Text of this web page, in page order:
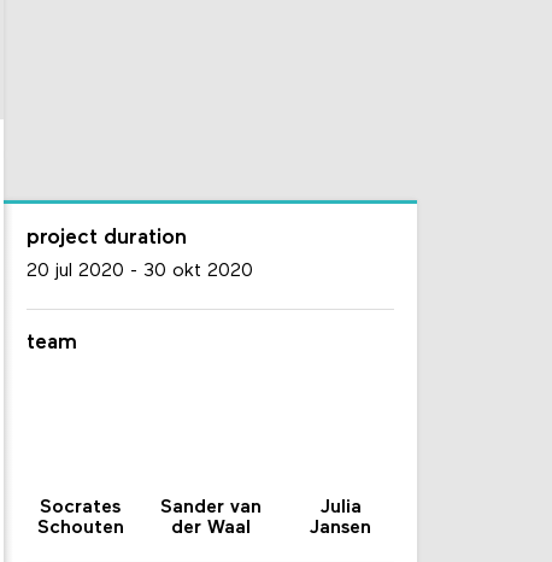
project duration
20 jul 2020 - 30 okt 2020
team
Socrates
Schouten
Sander van
der Waal
Julia
Jansen